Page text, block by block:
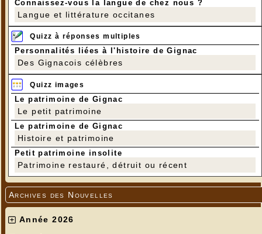
Connaissez-vous la langue de chez nous ?
Langue et littérature occitanes
Quizz à réponses multiples
Personnalités liées à l'histoire de Gignac
Des Gignacois célèbres
Quizz images
Le patrimoine de Gignac
Le petit patrimoine
Le patrimoine de Gignac
Histoire et patrimoine
Petit patrimoine insolite
Patrimoine restauré, détruit ou récent
Archives des Nouvelles
Année 2026